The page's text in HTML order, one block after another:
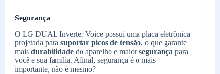
Segurança
O LG DUAL Inverter Voice possui uma placa eletrônica
projetada para suportar picos de tensão, o que garante
mais durabilidade do aparelho e maiorsegurança para
você e sua família. Afinal, segurança é o mais
importante, não é mesmo?